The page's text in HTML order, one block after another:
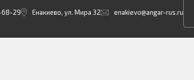
68-29 Енакиево, ул. Мира 32 enakievo@angar-rus.ru